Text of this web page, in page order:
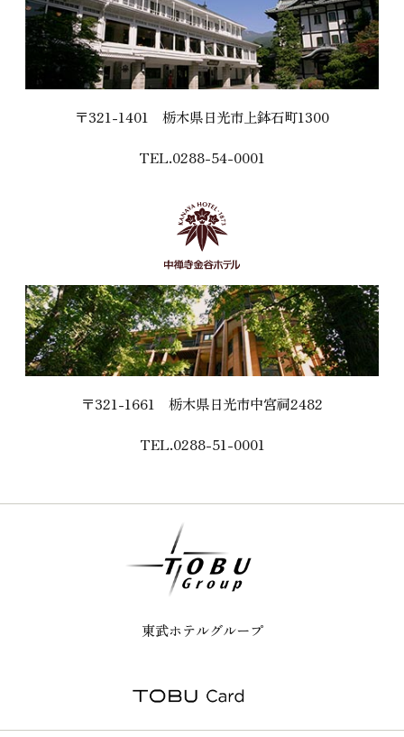
〒321-1401 栃木県日光市上鉢石町1300
TEL.0288-54-0001
〒321-1661 栃木県日光市中宮祠2482
TEL.0288-51-0001
東武ホテルグループ